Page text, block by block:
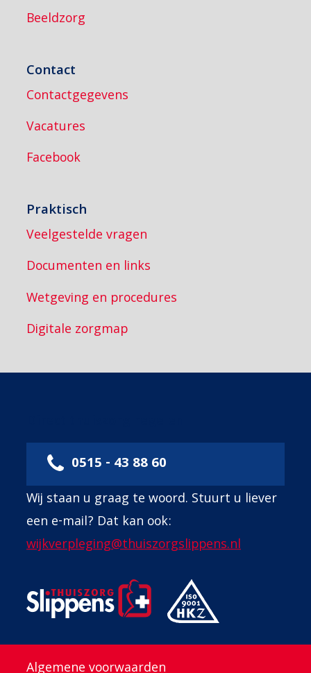
Beeldzorg
Contact
Contactgegevens
Vacatures
Facebook
Praktisch
Veelgestelde vragen
Documenten en links
Wetgeving en procedures
Digitale zorgmap
0515 - 43 88 60
Wij staan u graag te woord. Stuurt u liever
een e-mail? Dat kan ook:
wijkverpleging@thuiszorgslippens.nl